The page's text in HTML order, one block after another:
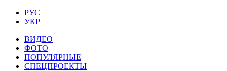
РУС
УКР
ВИДЕО
ФОТО
ПОПУЛЯРНЫЕ
СПЕЦПРОЕКТЫ